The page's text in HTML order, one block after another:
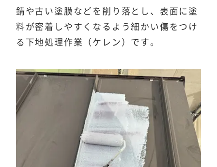
錆や古い塗膜などを削り落とし、表面に塗
料が密着しやすくなるよう細かい傷をつけ
る下地処理作業（ケレン）です。